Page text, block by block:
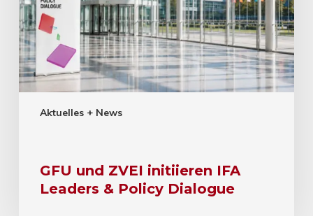
Aktuelles + News
GFU und ZVEI initiieren IFA
Leaders & Policy Dialogue